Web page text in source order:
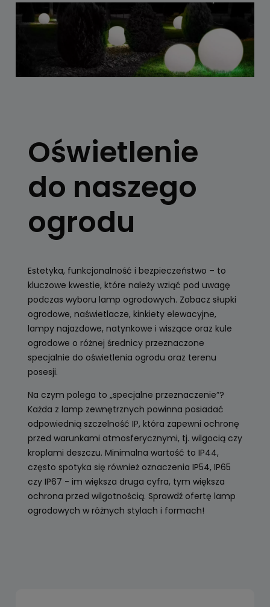
Kule, latarnie
ogrodowe, girlandy
Oświetlenie
do naszego
ogrodu
Estetyka, funkcjonalność i bezpieczeństwo – to
kluczowe kwestie, które należy wziąć pod uwagę
podczas wyboru lamp ogrodowych. Zobacz słupki
ogrodowe, naświetlacze, kinkiety elewacyjne,
lampy najazdowe, natynkowe i wiszące oraz kule
ogrodowe o różnej średnicy przeznaczone
specjalnie do oświetlenia ogrodu oraz terenu
posesji.
Na czym polega to „specjalne przeznaczenie”?
Każda z lamp zewnętrznych powinna posiadać
odpowiednią szczelność IP, która zapewni ochronę
przed warunkami atmosferycznymi, tj. wilgocią czy
kroplami deszczu. Minimalna wartość to IP44,
często spotyka się również oznaczenia IP54, IP65
czy IP67 - im większa druga cyfra, tym większa
ochrona przed wilgotnością. Sprawdź ofertę lamp
ogrodowych w różnych stylach i formach!